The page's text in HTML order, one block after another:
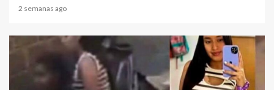
2 semanas ago